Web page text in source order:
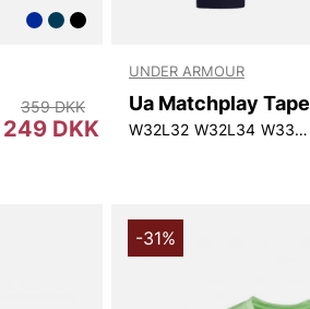
249 DKK
359 DKK
UNDER ARMOUR
W32L32 W32L34 W33L32
-31%